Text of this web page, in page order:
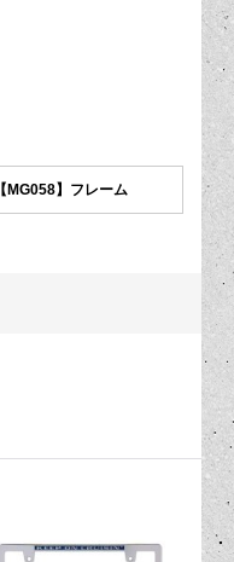
【MG058】フレーム